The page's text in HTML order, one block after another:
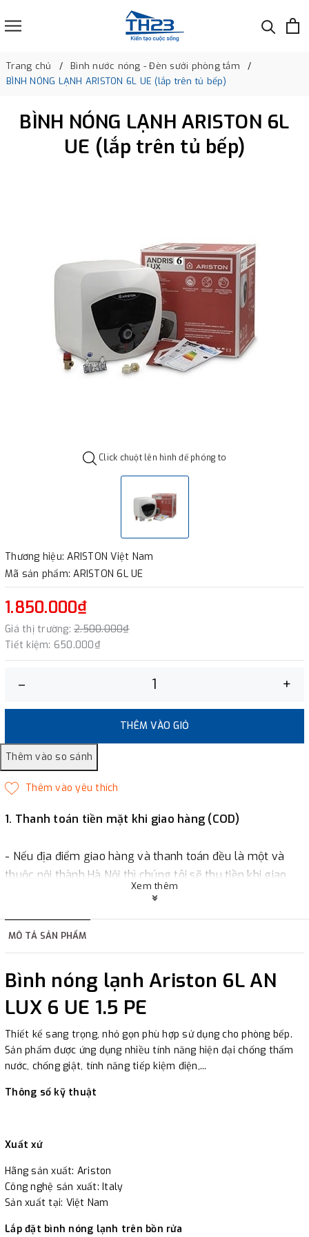
Trang chủ
Bình nước nóng - Đèn sưởi phòng tắm
BÌNH NÓNG LẠNH ARISTON 6L UE (lắp trên tủ bếp)
BÌNH NÓNG LẠNH ARISTON 6L
UE (lắp trên tủ bếp)
Click chuột lên hình để phóng to
Thương hiệu: ARISTON Việt Nam
Mã sản phẩm: ARISTON 6L UE
1.850.000₫
Giá thị trường: 2.500.000₫
Tiết kiệm: 650.000₫
– +
THÊM VÀO GIỎ
1. Thanh toán tiền mặt khi giao hàng (COD)
- Nếu địa điểm giao hàng và thanh toán đều là một và
thuộc nội thành Hà Nội thì chúng tôi sẽ thu tiền khi giao
hàng hoặc khách hàng đặt tiền trước một phần giá trị đơn
2. Thanh toán trực tiếp tại :
-Showroom Thanh HươngĐịa chỉ : 23 phố Cát Linh,
phường Cát Linh, quận Đống Đa, Hà Nội.
3. Chuyển khoản qua ngân hàng
hoặc với những đơn đặt hàng ngoài nội thành Hà Nội.
- Sau khi có thông tin xác thực đã chuyển tiền của quý
khách, chúng tôi sẽ thực hiện đơn hàng theo yêu cầu.
Xem thêm
MÔ TẢ SẢN PHẨM
Bình nóng lạnh Ariston 6L AN
LUX 6 UE 1.5 PE
Thiết kế sang trọng, nhỏ gọn phù hợp sử dụng cho phòng bếp.
Sản phẩm được ứng dụng nhiều tính năng hiện đại chống thấm
nước, chống giật, tính năng tiếp kiệm điện,...
Thông số kỹ thuật
Xuất xứ
Hãng sản xuất: Ariston
Công nghệ sản xuất: Italy
Sản xuất tại: Việt Nam
Lắp đặt bình nóng lạnh trên bồn rửa